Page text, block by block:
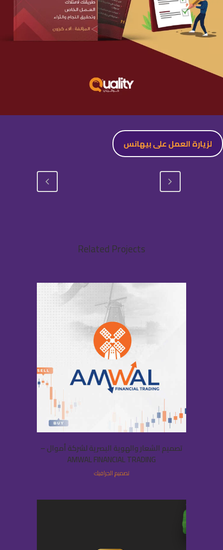
لزيارة العمل على بيهانس
Related Projects
تصميم الشعار والهوية البصرية لشركة أموال –
AMWAL FINANCIAL TRADING
تصميم الجرافيك